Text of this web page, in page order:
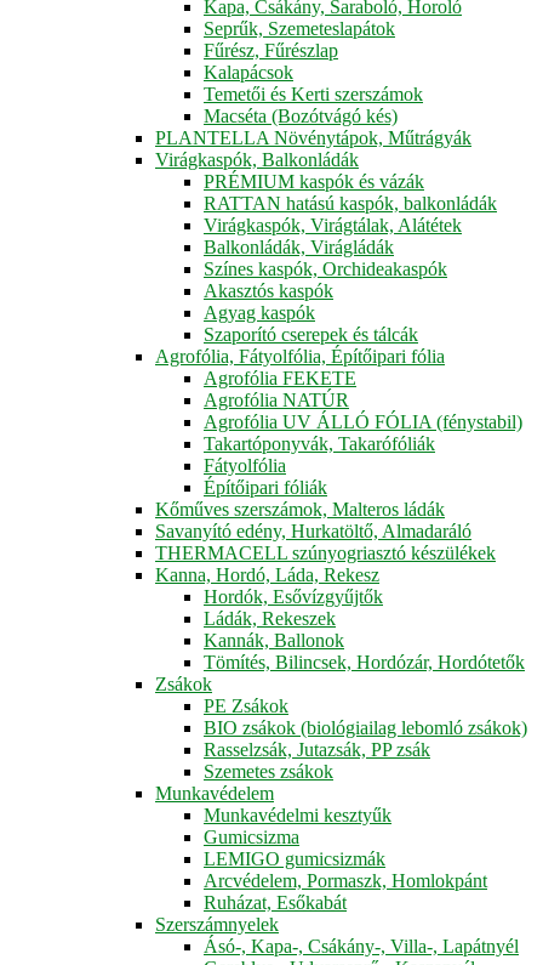
Kapa, Csákány, Saraboló, Horoló
Seprűk, Szemeteslapátok
Fűrész, Fűrészlap
Kalapácsok
Temetői és Kerti szerszámok
Macséta (Bozótvágó kés)
PLANTELLA Növénytápok, Műtrágyák
Virágkaspók, Balkonládák
PRÉMIUM kaspók és vázák
RATTAN hatású kaspók, balkonládák
Virágkaspók, Virágtálak, Alátétek
Balkonládák, Virágládák
Színes kaspók, Orchideakaspók
Akasztós kaspók
Agyag kaspók
Szaporító cserepek és tálcák
Agrofólia, Fátyolfólia, Építőipari fólia
Agrofólia FEKETE
Agrofólia NATÚR
Agrofólia UV ÁLLÓ FÓLIA (fénystabil)
Takartóponyvák, Takarófóliák
Fátyolfólia
Építőipari fóliák
Kőműves szerszámok, Malteros ládák
Savanyító edény, Hurkatöltő, Almadaráló
THERMACELL szúnyogriasztó készülékek
Kanna, Hordó, Láda, Rekesz
Hordók, Esővízgyűjtők
Ládák, Rekeszek
Kannák, Ballonok
Tömítés, Bilincsek, Hordózár, Hordótetők
Zsákok
PE Zsákok
BIO zsákok (biológiailag lebomló zsákok)
Rasselzsák, Jutazsák, PP zsák
Szemetes zsákok
Munkavédelem
Munkavédelmi kesztyűk
Gumicsizma
LEMIGO gumicsizmák
Arcvédelem, Pormaszk, Homlokpánt
Ruházat, Esőkabát
Szerszámnyelek
Ásó-, Kapa-, Csákány-, Villa-, Lapátnyél